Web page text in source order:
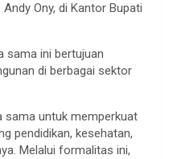
Ony, di Kantor Bupati
sama ini bertujuan
di berbagai sektor
sama untuk memperkuat
pendidikan, kesehatan,
Melalui formalitas ini,